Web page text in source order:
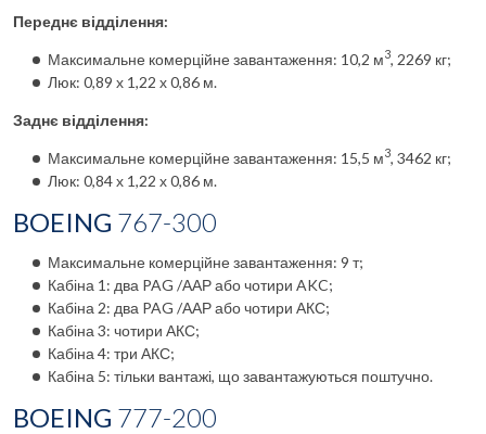
Переднє відділення:
Максимальне комерційне завантаження: 10,2 м3, 2269 кг;
Люк: 0,89 х 1,22 х 0,86 м.
Заднє відділення:
Максимальне комерційне завантаження: 15,5 м3, 3462 кг;
Люк: 0,84 х 1,22 х 0,86 м.
BOEING 767-300
Максимальне комерційне завантаження: 9 т;
Кабіна 1: два PAG /ААР або чотири AKC;
Кабіна 2: два PAG /ААР або чотири АКС;
Кабіна 3: чотири АКС;
Кабіна 4: три АКС;
Кабіна 5: тільки вантажі, що завантажуються поштучно.
BOEING 777-200